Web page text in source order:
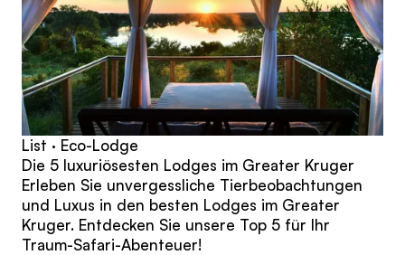
List · Eco-Lodge
Die 5 luxuriösesten Lodges im Greater Kruger
Erleben Sie unvergessliche Tierbeobachtungen
und Luxus in den besten Lodges im Greater
Kruger. Entdecken Sie unsere Top 5 für Ihr
Traum-Safari-Abenteuer!